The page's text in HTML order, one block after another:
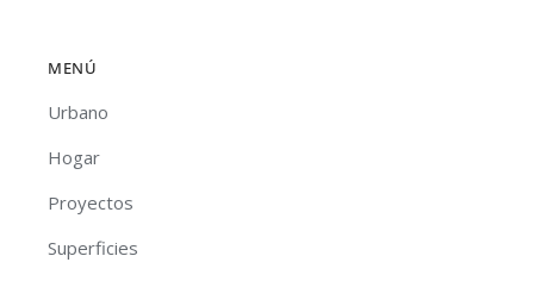
MENÚ
Urbano
Hogar
Proyectos
Superficies